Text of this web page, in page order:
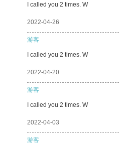
I called you 2 times. W
2022-04-26
游客
I called you 2 times. W
2022-04-20
游客
I called you 2 times. W
2022-04-03
游客